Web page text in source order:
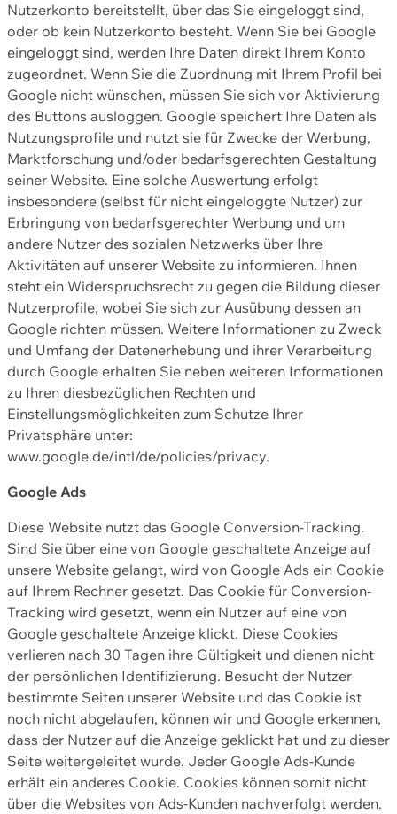
Nutzerkonto bereitstellt, über das Sie eingeloggt sind,
oder ob kein Nutzerkonto besteht. Wenn Sie bei Google
eingeloggt sind, werden Ihre Daten direkt Ihrem Konto
zugeordnet. Wenn Sie die Zuordnung mit Ihrem Profil bei
Google nicht wünschen, müssen Sie sich vor Aktivierung
des Buttons ausloggen. Google speichert Ihre Daten als
Nutzungsprofile und nutzt sie für Zwecke der Werbung,
Marktforschung und/oder bedarfsgerechten Gestaltung
seiner Website. Eine solche Auswertung erfolgt
insbesondere (selbst für nicht eingeloggte Nutzer) zur
Erbringung von bedarfsgerechter Werbung und um
andere Nutzer des sozialen Netzwerks über Ihre
Aktivitäten auf unserer Website zu informieren. Ihnen
steht ein Widerspruchsrecht zu gegen die Bildung dieser
Nutzerprofile, wobei Sie sich zur Ausübung dessen an
Google richten müssen. Weitere Informationen zu Zweck
und Umfang der Datenerhebung und ihrer Verarbeitung
durch Google erhalten Sie neben weiteren Informationen
zu Ihren diesbezüglichen Rechten und
Einstellungsmöglichkeiten zum Schutze Ihrer
Privatsphäre unter:
www.google.de/intl/de/policies/privacy.
Google Ads
Diese Website nutzt das Google Conversion-Tracking.
Sind Sie über eine von Google geschaltete Anzeige auf
unsere Website gelangt, wird von Google Ads ein Cookie
auf Ihrem Rechner gesetzt. Das Cookie für Conversion-
Tracking wird gesetzt, wenn ein Nutzer auf eine von
Google geschaltete Anzeige klickt. Diese Cookies
verlieren nach 30 Tagen ihre Gültigkeit und dienen nicht
der persönlichen Identifizierung. Besucht der Nutzer
bestimmte Seiten unserer Website und das Cookie ist
noch nicht abgelaufen, können wir und Google erkennen,
dass der Nutzer auf die Anzeige geklickt hat und zu dieser
Seite weitergeleitet wurde. Jeder Google Ads-Kunde
erhält ein anderes Cookie. Cookies können somit nicht
über die Websites von Ads-Kunden nachverfolgt werden.